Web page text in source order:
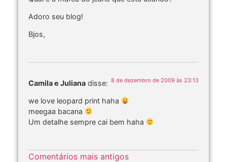
Adoro seu blog!
Bjos,
Camila e Juliana disse: 8 de dezembro de 2009 às 23:13
we love leopard print haha
meegaa bacana
Um detalhe sempre cai bem haha
Comentários mais antigos